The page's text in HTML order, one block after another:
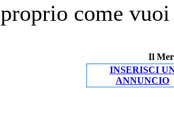
proprio come
Il
INSERISCI
ANNUNCIO